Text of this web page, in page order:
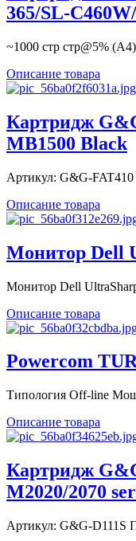
365/SL-
~1000 стр стр@5%
Описание товара
Картридж
MB1500 Black
Артикул: G&G-
Описание товара
Монитор Dell
Монитор Dell
Описание товара
Powercom
Типология Off-line
Описание товара
Картридж
M2020/2070
Артикул: G&G-D111S